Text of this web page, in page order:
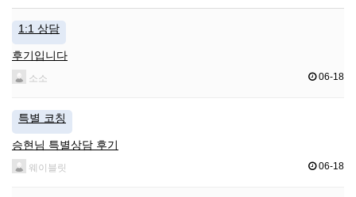
1:1 상담
후기입니다
소소 06-18
특별 코칭
승현님 특별상담 후기
웨이블릿 06-18